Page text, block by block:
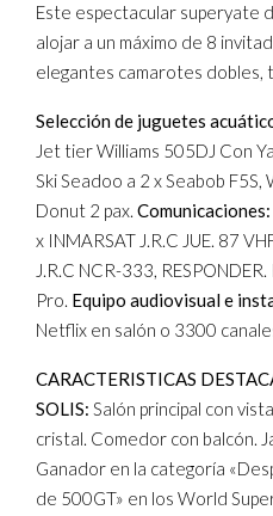
Este espectacular superyate
alojar a un máximo de 8
elegantes camarotes dobles,
Selección de juguetes
Jet tier Williams 505DJ Con
Ski Seadoo a 2 x Seabob
Donut 2 pax. Comunicaciones:
x INMARSAT J.R.C JUE. 87
J.R.C NCR-333,
Pro. Equipo audiovisual e
Netflix en salón o 3300
CARACTERISTICAS
SOLIS: Salón principal con
cristal. Comedor con balcón.
Ganador en la categoría
de 500GT» en los World